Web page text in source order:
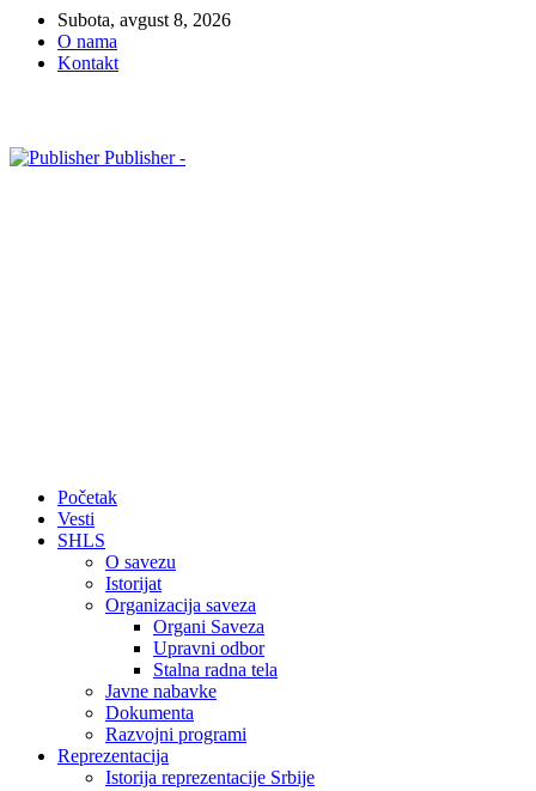
Subota, avgust 8, 2026
O nama
Kontakt
Publisher -
Početak
Vesti
SHLS
O savezu
Istorijat
Organizacija saveza
Organi Saveza
Upravni odbor
Stalna radna tela
Javne nabavke
Dokumenta
Razvojni programi
Reprezentacija
Istorija reprezentacije Srbije